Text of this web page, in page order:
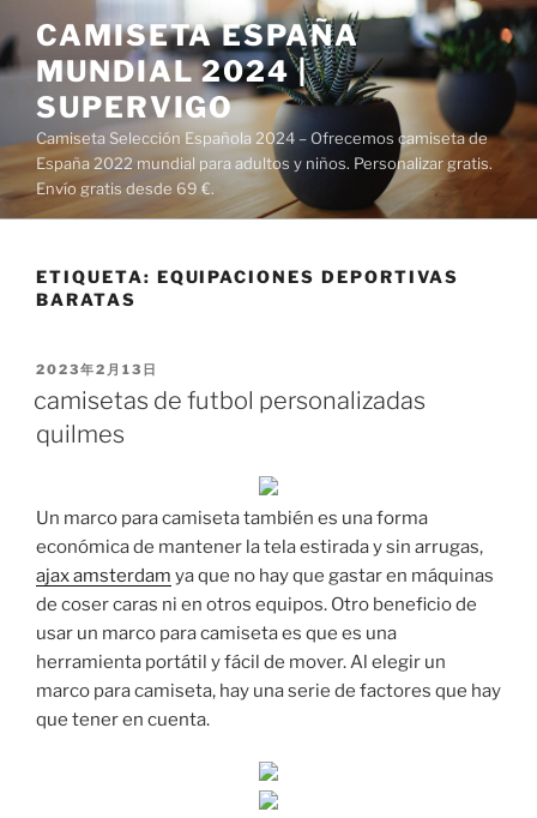
al
contenido
CAMISETA ESPAÑA
MUNDIAL 2024 |
SUPERVIGO
Camiseta Selección Española 2024 – Ofrecemos camiseta de
España 2022 mundial para adultos y niños. Personalizar gratis.
Envío gratis desde 69 €.
ETIQUETA: EQUIPACIONES DEPORTIVAS
BARATAS
PUBLICADO
2023年2月13日
camisetas de futbol personalizadas
quilmes
Un marco para camiseta también es una forma
económica de mantener la tela estirada y sin arrugas,
ajax amsterdam ya que no hay que gastar en máquinas
de coser caras ni en otros equipos. Otro beneficio de
usar un marco para camiseta es que es una
herramienta portátil y fácil de mover. Al elegir un
marco para camiseta, hay una serie de factores que hay
que tener en cuenta.